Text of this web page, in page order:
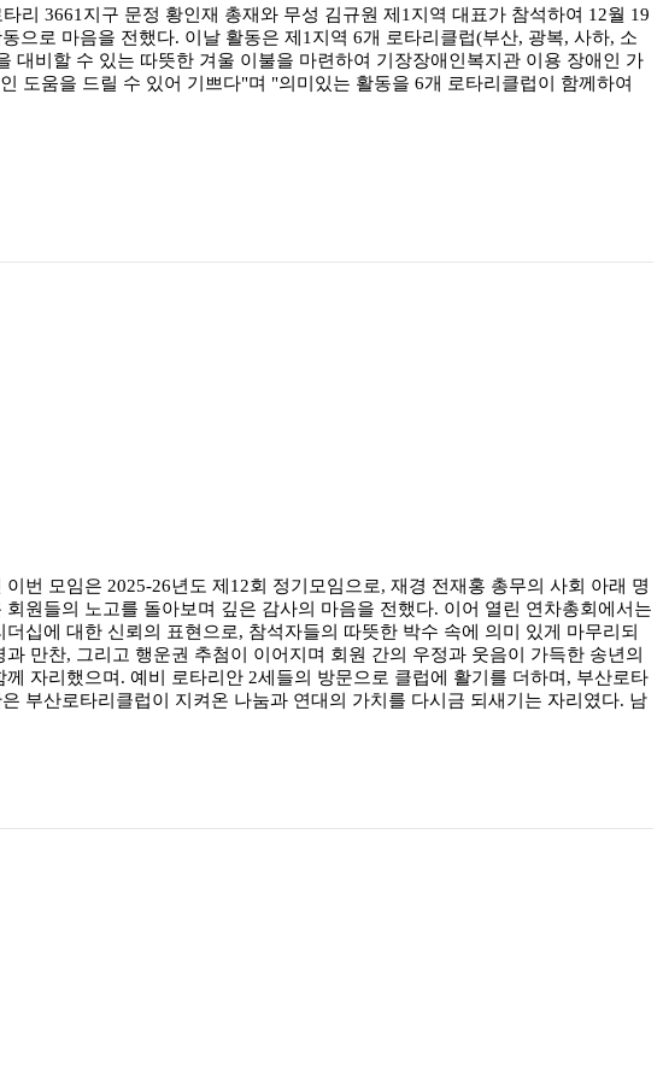
3661지구 문정 황인재 총재와 무성 김규원 제1지역 대표가 참석하여 12월 19
으로 마음을 전했다. 이날 활동은 제1지역 6개 로타리클럽(부산, 광복, 사하, 소
비할 수 있는 따뜻한 겨울 이불을 마련하여 기장장애인복지관 이용 장애인 가
도움을 드릴 수 있어 기쁘다"며 "의미있는 활동을 6개 로타리클럽이 함께하여
번 모임은 2025-26년도 제12회 정기모임으로, 재경 전재홍 총무의 사회 아래 명
원들의 노고를 돌아보며 깊은 감사의 마음을 전했다. 이어 열린 연차총회에서는
십에 대한 신뢰의 표현으로, 참석자들의 따뜻한 박수 속에 의미 있게 마무리되
만찬, 그리고 행운권 추첨이 이어지며 회원 간의 우정과 웃음이 가득한 송년의
자리했으며. 예비 로타리안 2세들의 방문으로 클럽에 활기를 더하며, 부산로타
부산로타리클럽이 지켜온 나눔과 연대의 가치를 다시금 되새기는 자리였다. 남